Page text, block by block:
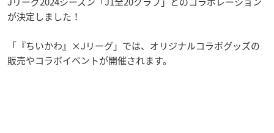
が決定しました！
「『ちいかわ』×Jリーグ」では、オリジナルコラボグッズの
販売やコラボイベントが開催されます。